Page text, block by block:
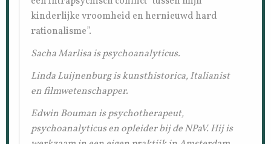
kinderlijke vroomheid en hernieuwd hard
rationalisme”.
Sacha Marlisa is psychoanalyticus.
Linda Luijnenburg is kunsthistorica, Italianist
en filmwetenschapper.
Edwin Bouman is psychotherapeut,
psychoanalyticus en opleider bij de NPaV. Hij is